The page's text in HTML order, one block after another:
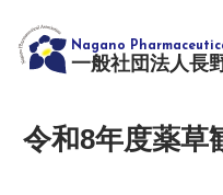
一般社団法人長
令和8年度薬草